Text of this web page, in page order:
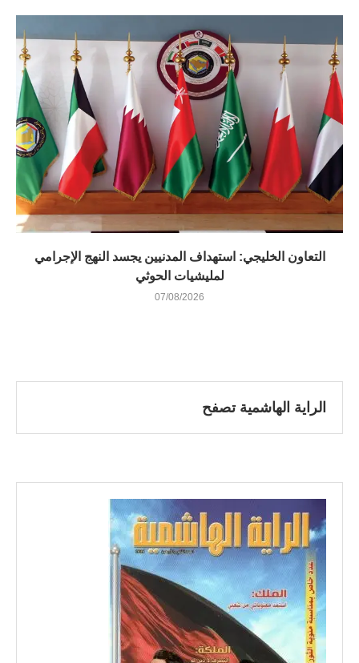
التعاون الخليجي: استهداف المدنيين يجسد النهج الإجرامي
لمليشيات الحوثي
07/08/2026
الراية الهاشمية تصفح